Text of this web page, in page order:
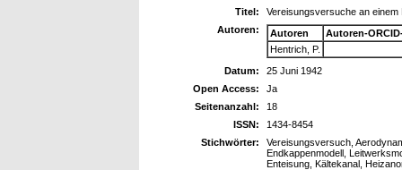
Titel:
Vereisungsversuche an
Autoren:
Autoren
Autoren-
Hentrich, P.
Datum:
25 Juni 1942
Open Access:
Ja
Seitenanzahl:
18
ISSN:
1434-8454
Stichwörter:
Vereisungsversuch,
Endkappenmodell,
Enteisung, Kältekanal,